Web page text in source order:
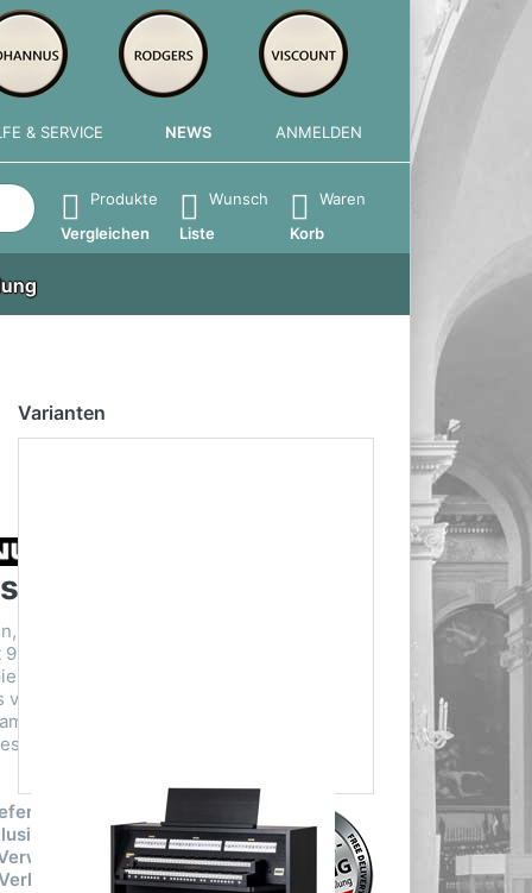
& SERVICE NEWS ANMELDEN
Eingabetaste, um alle Ergebnisse aufzurufen.
Produkte
Vergleichen
Wunsch
Liste
Waren
Korb
Varianten
Opus 360
43 Registern und einem kraftvollen 4.1-
Lautsprechern bietet die Opus 360 ein
Die vielseitige Disposition
von berühmten Pfeifenorgelaufnahmen
Amsterdam, Raalte, Paris und
Register authentisch zum Leben zu
wir Ihnen innerhalb
Aufbau,
und